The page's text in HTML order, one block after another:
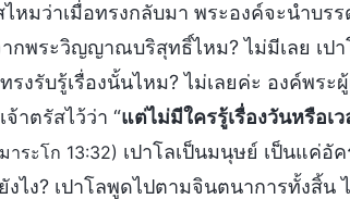
หมว่าเมื่อทรงกลับมา พระองค์จะนำบรร
กพระวิญญาณบริสุทธิ์ไหม? ไม่มีเลย เปา
งรับรู้เรื่องนั้นไหม? ไม่เลยค่ะ องค์พระผู้
าตรัสไว้ว่า “แต่ไม่มีใครรู้เรื่องวันหรือเ
าระโก 13:32) เปาโลเป็นมนุษย์ เป็นแค่อั
งไง? เปาโลพูดไปตามจินตนาการทั้งสิ้น